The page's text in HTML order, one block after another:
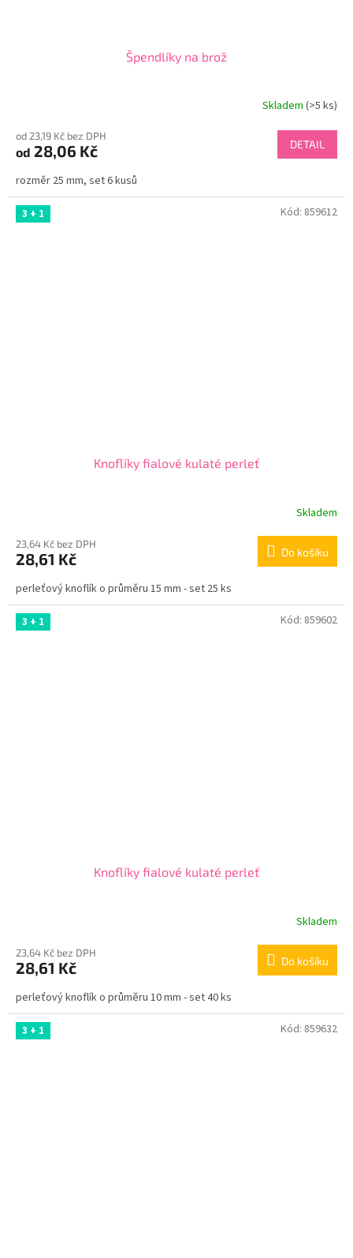
Špendlíky na brož
Skladem (>5 ks)
od 23,19 Kč bez DPH
od 28,06 Kč DETAIL
rozměr 25 mm, set 6 kusů
3 + 1
Knoflíky fialové kulaté perleť
Skladem
23,64 Kč bez DPH
28,61 Kč Do košíku
perleťový knoflík o průměru 15 mm - set 25 ks
Kód: 859612
3 + 1
Knoflíky fialové kulaté perleť
Skladem
23,64 Kč bez DPH
28,61 Kč Do košíku
perleťový knoflík o průměru 10 mm - set 40 ks
Kód: 859602
3 + 1 Kód: 859632